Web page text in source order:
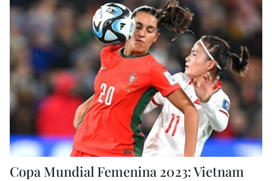
Copa Mundial Femenina 2023: Vietnam